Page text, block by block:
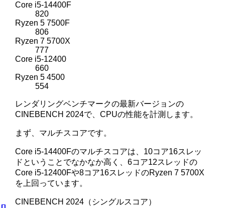
Core i5-14400F
820
Ryzen 5 7500F
806
Ryzen 7 5700X
777
Core i5-12400
660
Ryzen 5 4500
554
レンダリングベンチマークの最新バージョンの
CINEBENCH 2024で、CPUの性能を計測します。
まず、マルチスコアです。
Core i5-14400Fのマルチスコアは、10コア16スレッ
ドということでなかなか高く、6コア12スレッドの
Core i5-12400Fや8コア16スレッドのRyzen 7 5700X
を上回っています。
CINEBENCH 2024（シングルスコア）